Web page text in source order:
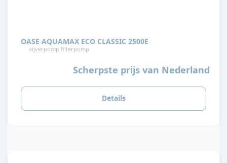
OASE AQUAMAX ECO CLASSIC 2500E
vijverpomp filterpomp
Scherpste prijs van Nederland
Details